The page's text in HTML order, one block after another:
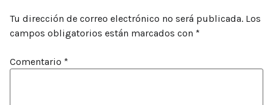
Tu dirección de correo electrónico no será publicada. Los
campos obligatorios están marcados con *
Comentario *